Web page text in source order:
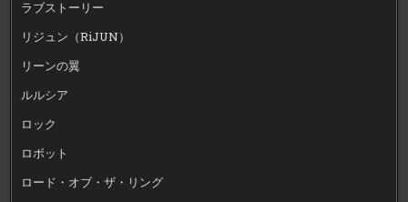
ラブストーリー
リジュン（RiJUN）
リーンの翼
ルルシア
ロック
ロボット
ロード・オブ・ザ・リング